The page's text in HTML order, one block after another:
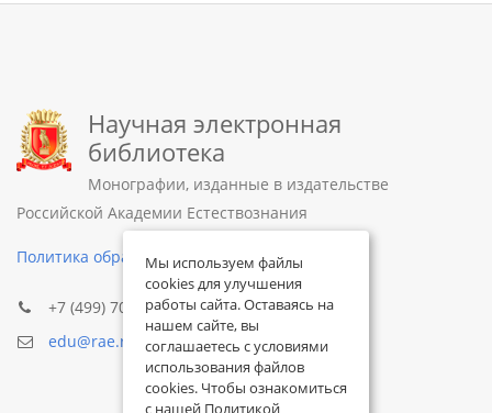
Научная электронная
библиотека
Монографии, изданные в издательстве
Российской Академии Естествознания
Политика обработки персональных данных
+7 (499) 705-72-30
edu@rae.ru
Мы используем файлы
cookies для улучшения
работы сайта. Оставаясь на
нашем сайте, вы
соглашаетесь с условиями
использования файлов
cookies. Чтобы ознакомиться
с нашей Политикой